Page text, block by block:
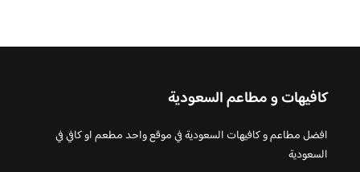
كافيهات و مطاعم السعودية
افضل مطاعم و كافيهات السعودية في موقع واحد مطعم او كافي في
السعودية